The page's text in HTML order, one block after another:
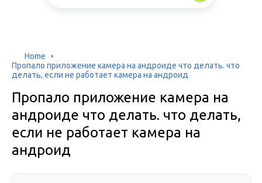
Home
Пропало приложение камера на андроиде что делать. что
делать, если не работает камера на андроид
Пропало приложение камера на
андроиде что делать. что делать,
если не работает камера на
андроид